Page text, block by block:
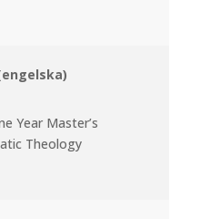
Year Master’s
Theology